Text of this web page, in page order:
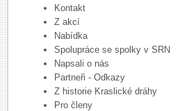
Kontakt
Z akcí
Nabídka
Spolupráce se spolky v SRN
Napsali o nás
Partneři - Odkazy
Z historie Kraslické dráhy
Pro členy